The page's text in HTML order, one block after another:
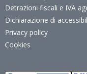
Detrazioni fiscali e IVA
Dichiarazione di
Privacy policy
Cookies